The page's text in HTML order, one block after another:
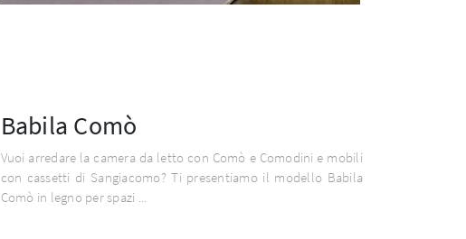
Babila Comò
Vuoi arredare la camera da letto con Comò e Comodini e mobili
con cassetti di Sangiacomo? Ti presentiamo il modello Babila
Comò in legno per spazi ...